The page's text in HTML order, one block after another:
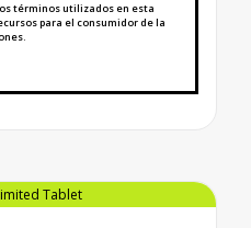
términos utilizados en esta
para el consumidor de la
datos sobre banda ancha
Tablet